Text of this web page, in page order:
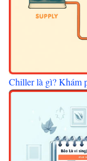
Chiller là gì? Khám